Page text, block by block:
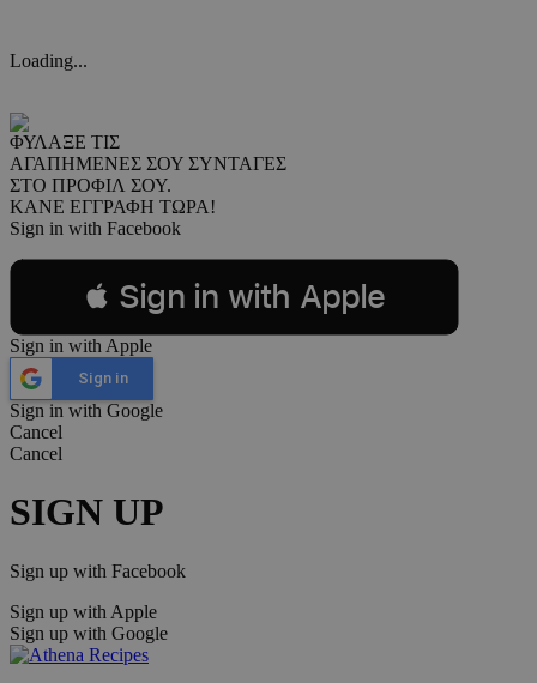
Loading...
ΦΥΛΑΞΕ ΤΙΣ
ΑΓΑΠΗΜΕΝΕΣ ΣΟΥ ΣΥΝΤΑΓΕΣ
ΣΤΟ ΠΡΟΦΙΛ ΣΟΥ.
ΚΑΝΕ ΕΓΓΡΑΦΗ ΤΩΡΑ!
Sign in with Facebook
 Sign in with Apple
Sign in with Apple
Sign in
Sign in with Google
Cancel
Cancel
SIGN UP
Sign up with Facebook
Sign up with Apple
Sign up with Google